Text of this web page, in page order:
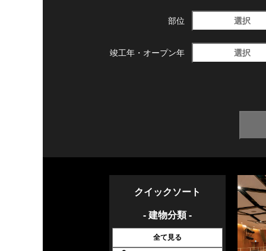
部位 選択
竣工年・ オープン年 選択
クイックソート
- 建物分類 -
全て見る